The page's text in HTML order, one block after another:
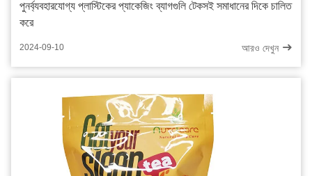
পুনর্ব্যবহারযোগ্য প্লাস্টিকের প্যাকেজিং ব্যাগগুলি টেকসই সমাধানের দিকে চালিত
করে
2024-09-10 আরও দেখুন